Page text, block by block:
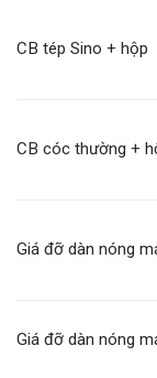
CB tép Sino + hộp
CB cóc thường +
Giá đỡ dàn nóng
Giá đỡ dàn nóng